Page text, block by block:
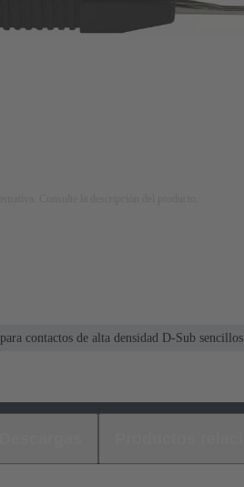
para contactos de alta densidad D-Sub sencillos